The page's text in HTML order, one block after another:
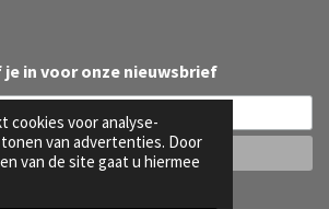
cookies voor analyse-
van advertenties. Door
van de site gaat u hiermee
je in voor onze nieuwsbrief